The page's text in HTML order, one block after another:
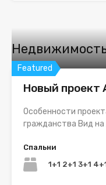
Featured
Новый проект
Особенности
гражданства Вид
Спальни
1+1 2+1 3+1